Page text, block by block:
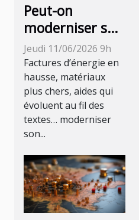
Peut-on
moderniser son
logement sans
exploser son
budget travaux
?
Jeudi 11/06/2026 9h
Factures d’énergie en
hausse, matériaux
plus chers, aides qui
évoluent au fil des
textes… moderniser
son...